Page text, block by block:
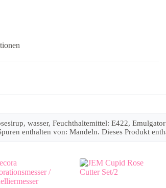
wasser, Feuchthaltemittel: E422,
enthalten von: Mandeln. Dieses Produkt